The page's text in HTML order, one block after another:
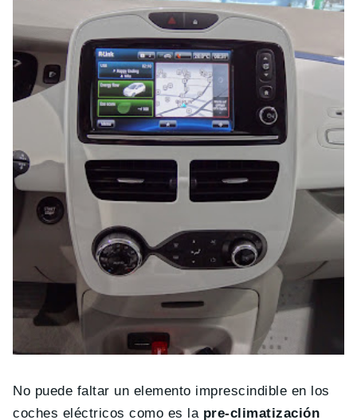
No puede faltar un elemento imprescindible en los
coches eléctricos como es la pre-climatización